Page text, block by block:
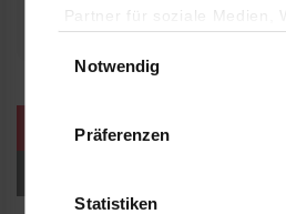
Partner für soziale Medien,
YouTube, Google Maps)
Daten zusammen, die Sie
haben oder die sie im
Notwendig
Präferenzen
Statistiken
weitere Veranstaltungen / Termine